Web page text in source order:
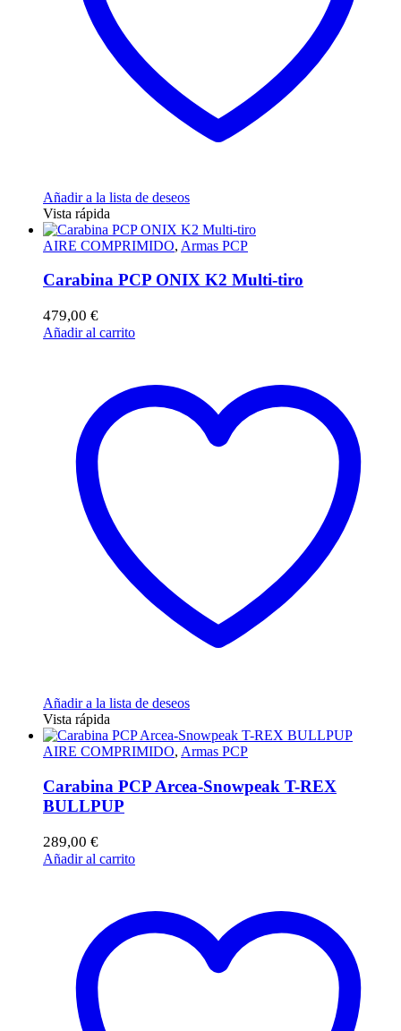
Añadir a la lista de deseos
Vista rápida
AIRE COMPRIMIDO, Armas PCP
Carabina PCP ONIX K2 Multi-tiro
479,00 €
Añadir al carrito
Añadir a la lista de deseos
Vista rápida
AIRE COMPRIMIDO, Armas PCP
Carabina PCP Arcea-Snowpeak T-REX
BULLPUP
289,00 €
Añadir al carrito